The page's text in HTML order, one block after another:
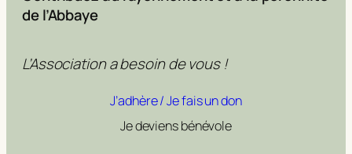
de l’Abbaye
L’Association a besoin de vous !
J’adhère / Je fais un don
Je deviens bénévole